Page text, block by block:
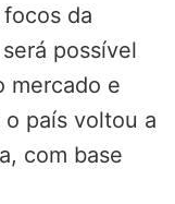
da
possível
mercado e
país voltou a
com base